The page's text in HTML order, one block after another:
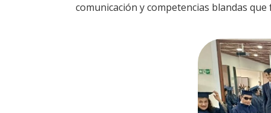
comunicación y competencias blandas